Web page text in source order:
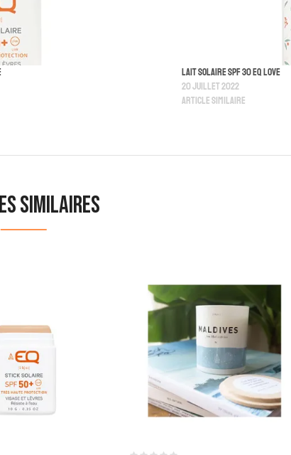
Lait Solaire SPF 30 EQ love
20 juillet 2022
Article similaire
similaires